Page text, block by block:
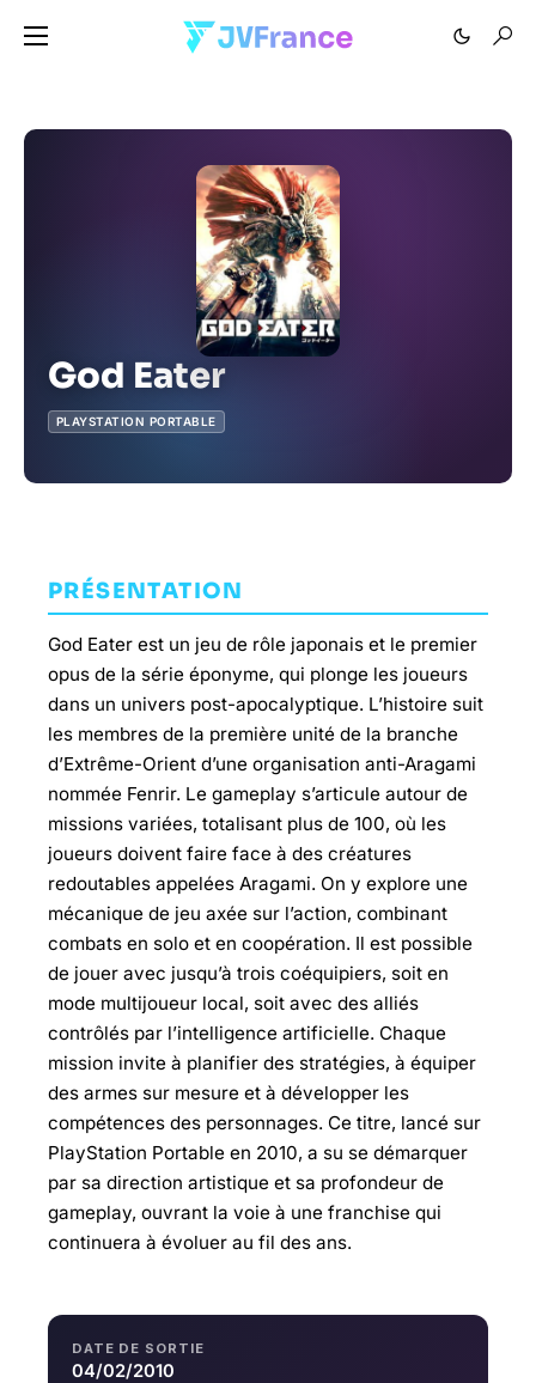
God Eater
PLAYSTATION PORTABLE
PRÉSENTATION
God Eater est un jeu de rôle japonais et le premier
opus de la série éponyme, qui plonge les joueurs
dans un univers post-apocalyptique. L’histoire suit
les membres de la première unité de la branche
d’Extrême-Orient d’une organisation anti-Aragami
nommée Fenrir. Le gameplay s’articule autour de
missions variées, totalisant plus de 100, où les
joueurs doivent faire face à des créatures
redoutables appelées Aragami. On y explore une
mécanique de jeu axée sur l’action, combinant
combats en solo et en coopération. Il est possible
de jouer avec jusqu’à trois coéquipiers, soit en
mode multijoueur local, soit avec des alliés
contrôlés par l’intelligence artificielle. Chaque
mission invite à planifier des stratégies, à équiper
des armes sur mesure et à développer les
compétences des personnages. Ce titre, lancé sur
PlayStation Portable en 2010, a su se démarquer
par sa direction artistique et sa profondeur de
gameplay, ouvrant la voie à une franchise qui
continuera à évoluer au fil des ans.
DATE DE SORTIE
04/02/2010